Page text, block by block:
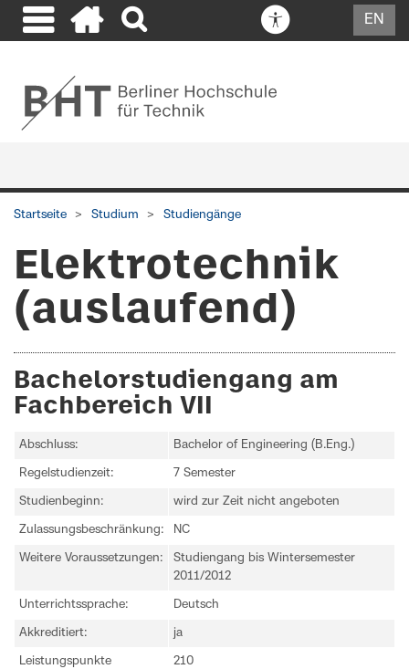
EN
Startseite Studium Studiengänge
Elektrotechnik
(auslaufend)
Bachelorstudiengang am
Fachbereich VII
Abschluss: Bachelor of Engineering (B.Eng.)
Regelstudienzeit: 7 Semester
Studienbeginn: wird zur Zeit nicht angeboten
Zulassungsbeschränkung: NC
Weitere Voraussetzungen:
Studiengang bis Wintersemester
2011/2012
Unterrichtssprache: Deutsch
Akkreditiert: ja
Leistungspunkte
210